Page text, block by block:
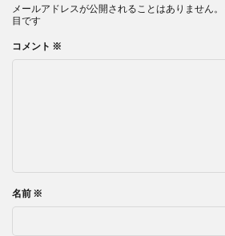
メールアドレスが公開されることはありません。
目です
コメント ※
名前 ※